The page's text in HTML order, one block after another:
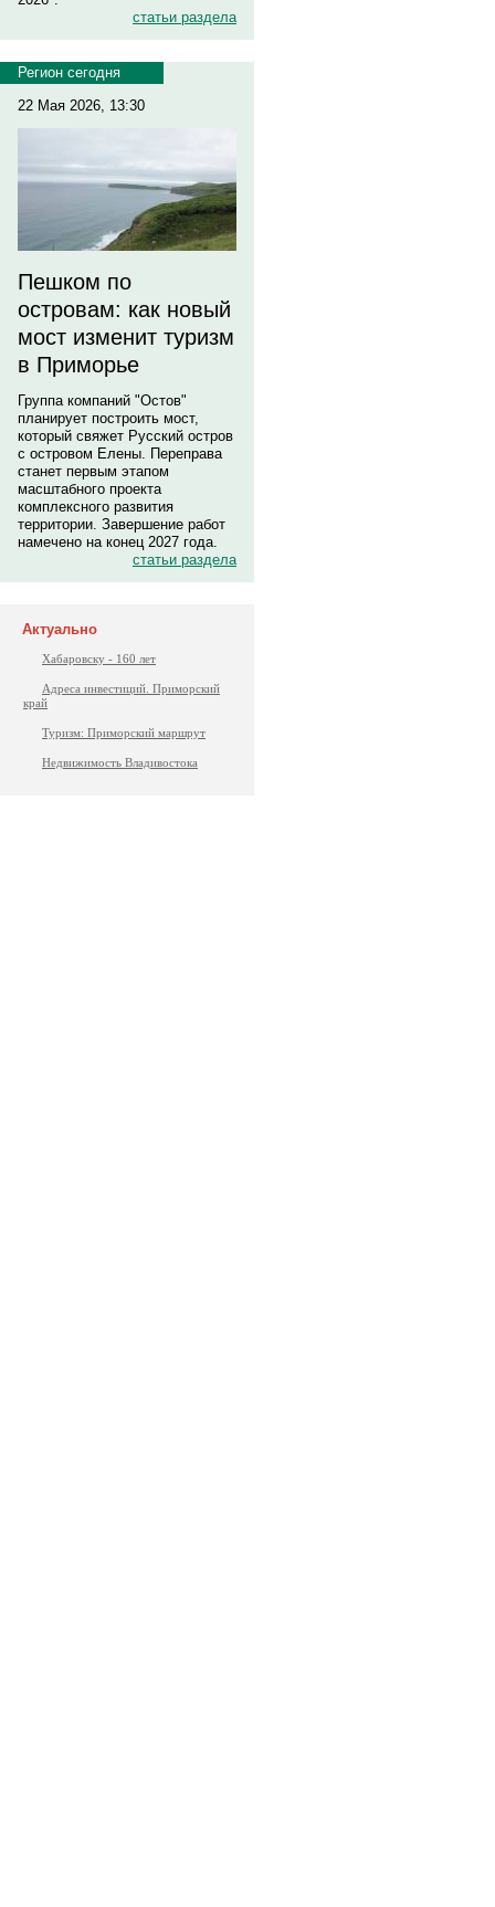
статьи раздела
Регион сегодня
22 Мая 2026, 13:30
Пешком по
островам: как новый
мост изменит туризм
в Приморье
Группа компаний "Остов"
планирует построить мост,
который свяжет Русский остров
с островом Елены. Переправа
станет первым этапом
масштабного проекта
комплексного развития
территории. Завершение работ
намечено на конец 2027 года.
статьи раздела
Актуально
Хабаровску - 160 лет
Адреса инвестиций. Приморский
край
Туризм: Приморский маршрут
Недвижимость Владивостока